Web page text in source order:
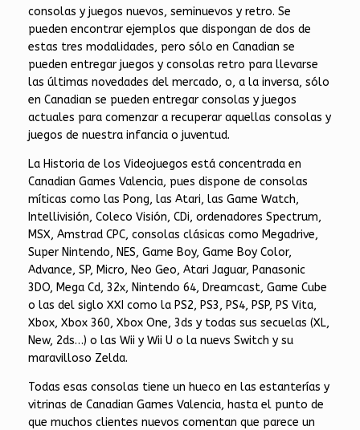
consolas y juegos nuevos, seminuevos y retro. Se
pueden encontrar ejemplos que dispongan de dos de
estas tres modalidades, pero sólo en Canadian se
pueden entregar juegos y consolas retro para llevarse
las últimas novedades del mercado, o, a la inversa, sólo
en Canadian se pueden entregar consolas y juegos
actuales para comenzar a recuperar aquellas consolas y
juegos de nuestra infancia o juventud.
La Historia de los Videojuegos está concentrada en
Canadian Games Valencia, pues dispone de consolas
míticas como las Pong, las Atari, las Game Watch,
Intellivisión, Coleco Visión, CDi, ordenadores Spectrum,
MSX, Amstrad CPC, consolas clásicas como Megadrive,
Super Nintendo, NES, Game Boy, Game Boy Color,
Advance, SP, Micro, Neo Geo, Atari Jaguar, Panasonic
3DO, Mega Cd, 32x, Nintendo 64, Dreamcast, Game Cube
o las del siglo XXI como la PS2, PS3, PS4, PSP, PS Vita,
Xbox, Xbox 360, Xbox One, 3ds y todas sus secuelas (XL,
New, 2ds…) o las Wii y Wii U o la nuevs Switch y su
maravilloso Zelda.
Todas esas consolas tiene un hueco en las estanterías y
vitrinas de Canadian Games Valencia, hasta el punto de
que muchos clientes nuevos comentan que parece un